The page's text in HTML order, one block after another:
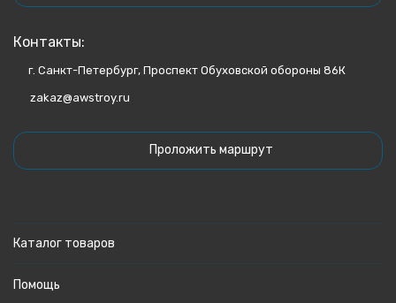
Контакты:
г. Санкт-Петербург, Проспект Обуховской обороны 86К
zakaz@awstroy.ru
Проложить маршрут
Каталог товаров
Помощь